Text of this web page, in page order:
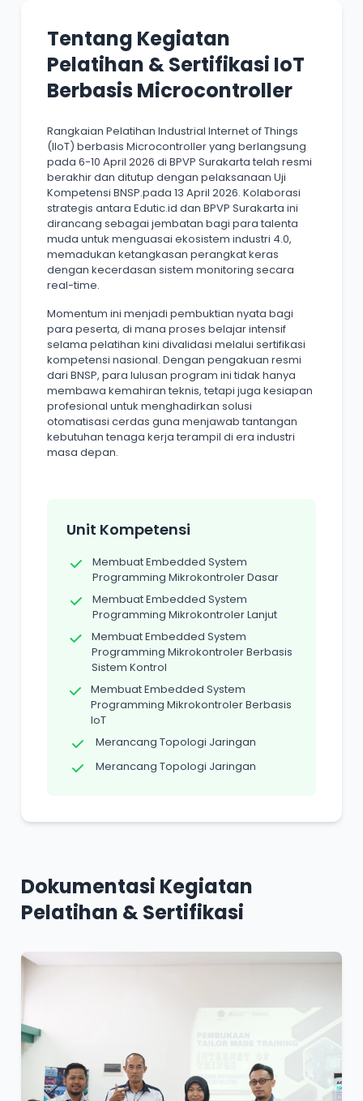
Tentang Kegiatan
Pelatihan & Sertifikasi IoT
Berbasis Microcontroller
Rangkaian Pelatihan Industrial Internet of Things
(IIoT) berbasis Microcontroller yang berlangsung
pada 6-10 April 2026 di BPVP Surakarta telah resmi
berakhir dan ditutup dengan pelaksanaan Uji
Kompetensi BNSP.pada 13 April 2026. Kolaborasi
strategis antara Edutic.id dan BPVP Surakarta ini
dirancang sebagai jembatan bagi para talenta
muda untuk menguasai ekosistem industri 4.0,
memadukan ketangkasan perangkat keras
dengan kecerdasan sistem monitoring secara
real-time.
Momentum ini menjadi pembuktian nyata bagi
para peserta, di mana proses belajar intensif
selama pelatihan kini divalidasi melalui sertifikasi
kompetensi nasional. Dengan pengakuan resmi
dari BNSP, para lulusan program ini tidak hanya
membawa kemahiran teknis, tetapi juga kesiapan
profesional untuk menghadirkan solusi
otomatisasi cerdas guna menjawab tantangan
kebutuhan tenaga kerja terampil di era industri
masa depan.
Unit Kompetensi
Membuat Embedded System
Programming Mikrokontroler Dasar
Membuat Embedded System
Programming Mikrokontroler Lanjut
Membuat Embedded System
Programming Mikrokontroler Berbasis
Sistem Kontrol
Membuat Embedded System
Programming Mikrokontroler Berbasis
IoT
Merancang Topologi Jaringan
Merancang Topologi Jaringan
Dokumentasi Kegiatan
Pelatihan & Sertifikasi